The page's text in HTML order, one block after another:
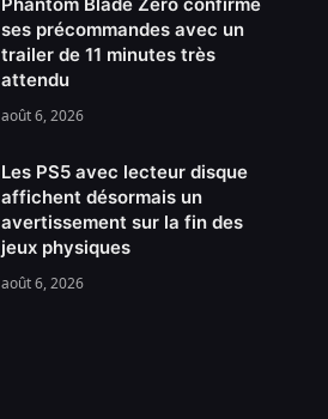
ses précommandes avec un
trailer de 11 minutes très
attendu
août 6, 2026
Les PS5 avec lecteur disque
affichent désormais un
avertissement sur la fin des
jeux physiques
août 6, 2026